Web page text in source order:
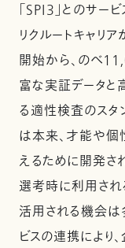
「SPI3」とのサー
リクルートキャリ
開始から、のべ
富な実証データと
る適性検査のスタ
は本来、才能や個
えるために開発さ
選考時に利用さ
活用される機会は
ビスの連携により